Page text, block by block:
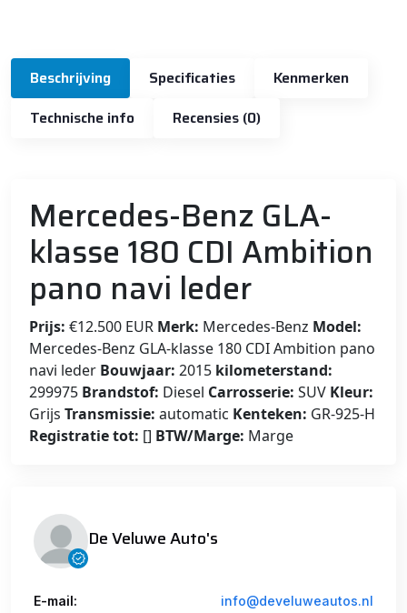
Beschrijving Specificaties
Kenmerken
Technische info
Recensies (0)
Mercedes-Benz GLA-
klasse 180 CDI Ambition
pano navi leder
Prijs: €12.500 EUR Merk: Mercedes-Benz Model:
Mercedes-Benz GLA-klasse 180 CDI Ambition pano
navi leder Bouwjaar: 2015 kilometerstand:
299975 Brandstof: Diesel Carrosserie: SUV Kleur:
Grijs Transmissie: automatic Kenteken: GR-925-H
Registratie tot: [] BTW/Marge: Marge
De Veluwe Auto's
E-mail: info@develuweautos.nl